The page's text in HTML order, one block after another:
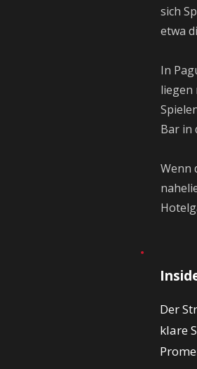
sich
etwa
In
liegen
Bar in
Wenn
Der
klare